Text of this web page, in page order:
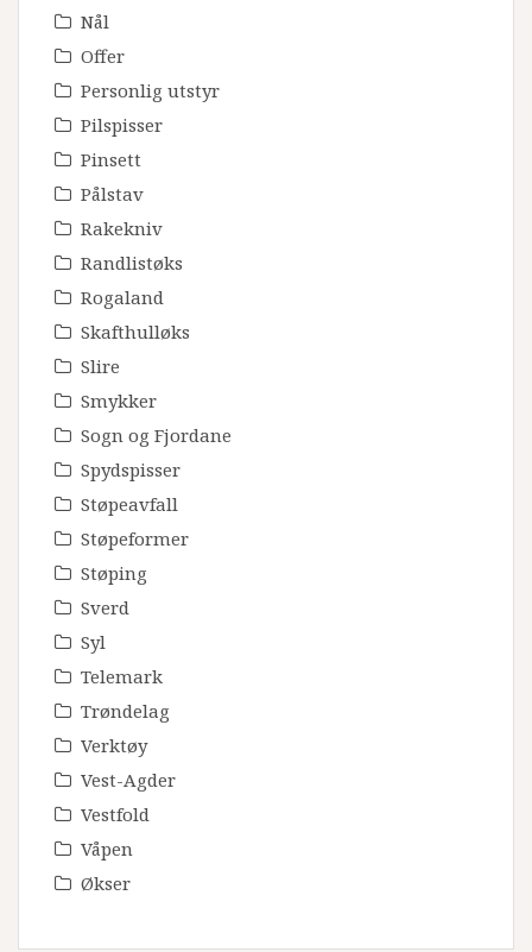
Nål
Offer
Personlig utstyr
Pilspisser
Pinsett
Pålstav
Rakekniv
Randlistøks
Rogaland
Skafthulløks
Slire
Smykker
Sogn og Fjordane
Spydspisser
Støpeavfall
Støpeformer
Støping
Sverd
Syl
Telemark
Trøndelag
Verktøy
Vest-Agder
Vestfold
Våpen
Økser